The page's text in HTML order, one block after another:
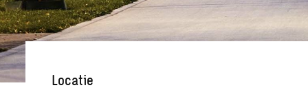
Locatie